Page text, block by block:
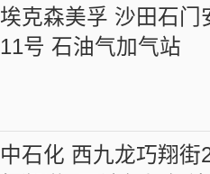
埃克森美孚 沙田石门
11号 石油气加气站
中石化 西九龙巧翔街